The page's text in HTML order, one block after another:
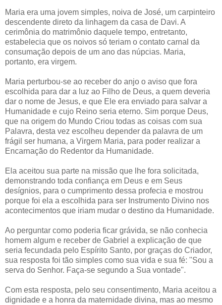
Maria era uma jovem simples, noiva de José, um carpinteiro
descendente direto da linhagem da casa de Davi. A
cerimônia do matrimônio daquele tempo, entretanto,
estabelecia que os noivos só teriam o contato carnal da
consumação depois de um ano das núpcias. Maria,
portanto, era virgem.
Maria perturbou-se ao receber do anjo o aviso que fora
escolhida para dar a luz ao Filho de Deus, a quem deveria
dar o nome de Jesus, e que Ele era enviado para salvar a
Humanidade e cujo Reino seria eterno. Sim porque Deus,
que na origem do Mundo Criou todas as coisas com sua
Palavra, desta vez escolheu depender da palavra de um
frágil ser humana, a Virgem Maria, para poder realizar a
Encarnação do Redentor da Humanidade.
Ela aceitou sua parte na missão que lhe fora solicitada,
demonstrando toda confiança em Deus e em Seus
desígnios, para o cumprimento dessa profecia e mostrou
porque foi ela a escolhida para ser Instrumento Divino nos
acontecimentos que iriam mudar o destino da Humanidade.
Ao perguntar como poderia ficar grávida, se não conhecia
homem algum e receber de Gabriel a explicação de que
seria fecundada pelo Espírito Santo, por graças do Criador,
sua resposta foi tão simples como sua vida e sua fé: "Sou a
serva do Senhor. Faça-se segundo a Sua vontade".
Com esta resposta, pelo seu consentimento, Maria aceitou a
dignidade e a honra da maternidade divina, mas ao mesmo